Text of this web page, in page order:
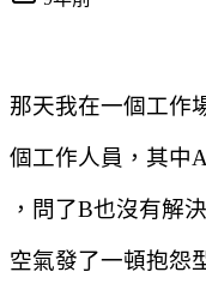
那天我在一個工作
個工作人員，其中A
，問了B也沒有解
空氣發了一頓抱怨